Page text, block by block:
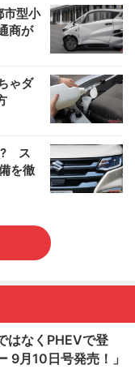
市型小
商が
ゃダ
!? ス
を徹
はなくPHEVで登
9月10日号発売！」